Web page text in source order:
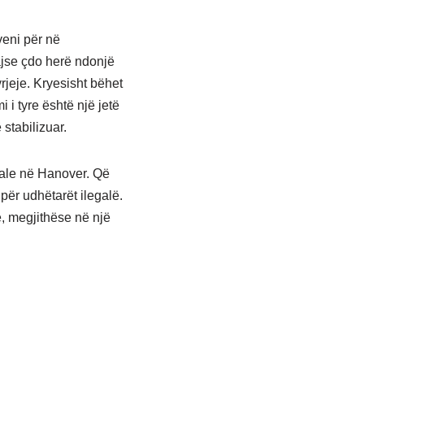
për në
çdo herë ndonjë
Kryesisht bëhet
i tyre është një jetë
stabilizuar.
në Hanover. Që
udhëtarët ilegalë.
megjithëse në një